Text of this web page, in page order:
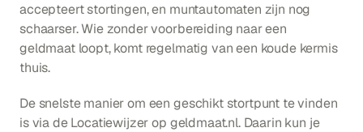
accepteert stortingen, en muntautomaten zijn nog
schaarser. Wie zonder voorbereiding naar een
geldmaat loopt, komt regelmatig van een koude kermis
thuis.
De snelste manier om een geschikt stortpunt te vinden
is via de Locatiewijzer op geldmaat.nl. Daarin kun je